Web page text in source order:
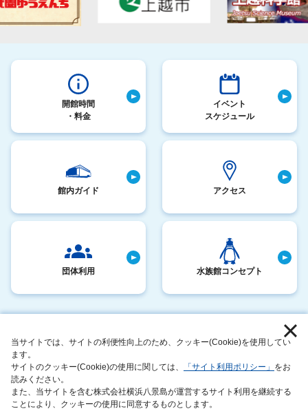
当サイトでは、サイトの利便性向上のため、クッキー(Cookie)を使用してい
ます。
サイトのクッキー(Cookie)の使用に関しては、
「サイト利用ポリシー」 をお
読みください。
また、当サイトを含む株式会社横浜八景島が運営するサイト利用を継続する
ことにより、クッキーの使用に同意するものとします。
開館時間
・料金
イベント
スケジュール
館内ガイド アクセス
団体利用 水族館コンセプト
サイトマップ
このサイトについて サステナビリティアクション
運営者情報